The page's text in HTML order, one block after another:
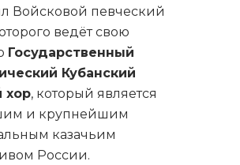
Войсковой певческий
ведёт свою
Государственный
Кубанский
хор, который является
и крупнейшим
казачьим
России.